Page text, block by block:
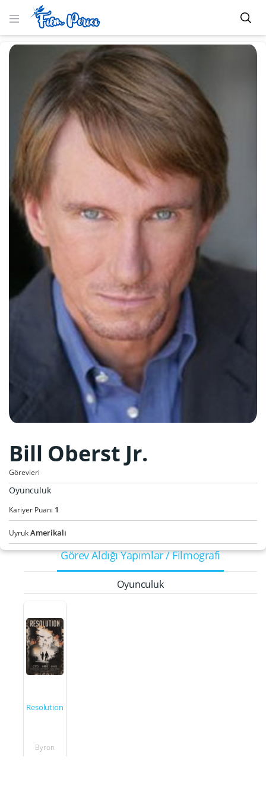
Bill Oberst Jr.
Görevleri
Oyunculuk
Kariyer Puanı 1
UyrukAmerikalı
Görev Aldığı Yapımlar / Filmografi
Oyunculuk
Resolution
Byron